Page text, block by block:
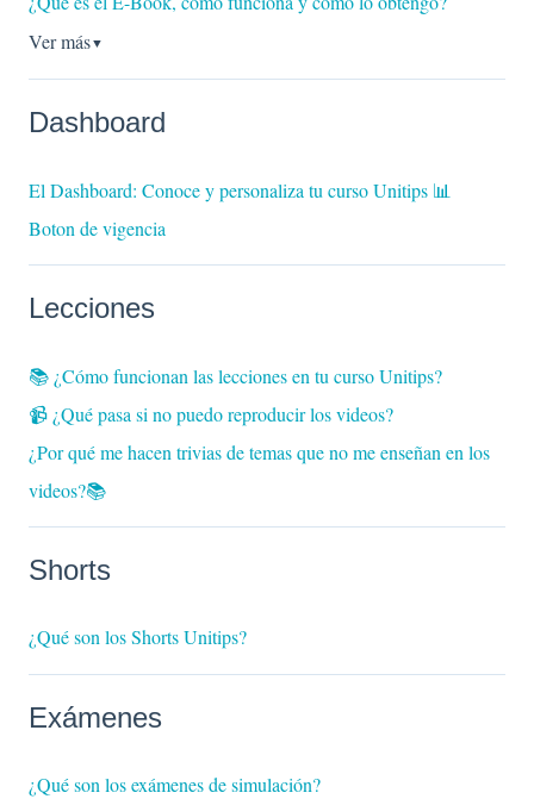
Ver más▼
Dashboard
El Dashboard: Conoce y personaliza tu curso Unitips 📊
Boton de vigencia
Lecciones
📚 ¿Cómo funcionan las lecciones en tu curso Unitips?
📹 ¿Qué pasa si no puedo reproducir los videos?
¿Por qué me hacen trivias de temas que no me enseñan en los
videos?📚
Shorts
¿Qué son los Shorts Unitips?
Exámenes
¿Qué son los exámenes de simulación?